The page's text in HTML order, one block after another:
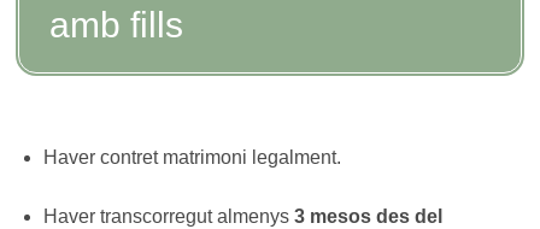
amb fills
Haver contret matrimoni legalment.
Haver transcorregut almenys 3 mesos des del